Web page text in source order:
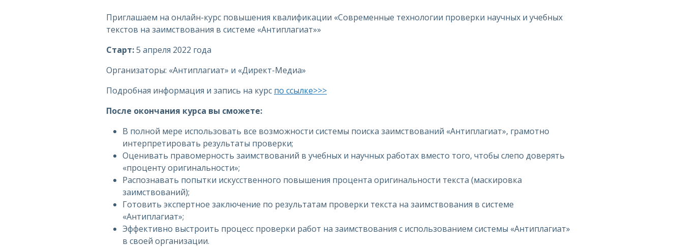
Приглашаем на онлайн-курс повышения квалификации «Современные технологии проверки научных и учебных
текстов на заимствования в системе «Антиплагиат»»
Старт:5 апреля 2022 года
Организаторы: «Антиплагиат» и «Директ-Медиа»
Подробная информация и запись на курс по ссылке>>>
После окончания курса вы сможете:
В полной мере использовать все возможности системы поиска заимствований «Антиплагиат», грамотно
интерпретировать результаты проверки;
Оценивать правомерность заимствований в учебных и научных работах вместо того, чтобы слепо доверять
«проценту оригинальности»;
Распознавать попытки искусственного повышения процента оригинальности текста (маскировка
заимствований);
Готовить экспертное заключение по результатам проверки текста на заимствования в системе
«Антиплагиат»;
Эффективно выстроить процесс проверки работ на заимствования с использованием системы «Антиплагиат»
в своей организации.